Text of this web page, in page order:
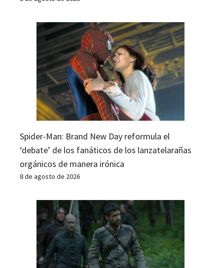
Spider-Man: Brand New Day reformula el
‘debate’ de los fanáticos de los lanzatelarañas
orgánicos de manera irónica
8 de agosto de 2026